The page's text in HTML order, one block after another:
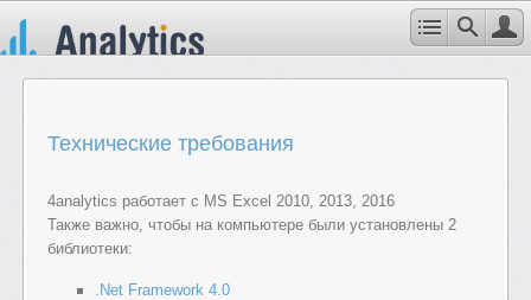
Технические требования
4analytics работает с MS Excel 2010, 2013, 2016
Также важно, чтобы на компьютере были установлены 2
библиотеки:
.Net Framework 4.0